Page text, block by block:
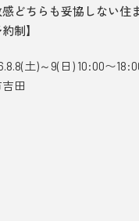
どちらも妥協しない住
制】
土)～9(日) 10:00〜
田